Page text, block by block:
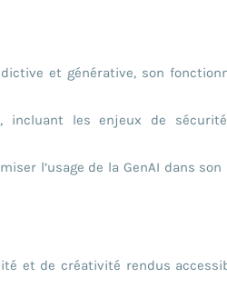
et générative, son
incluant les enjeux de
l’usage de la GenAI dans
et de créativité rendus